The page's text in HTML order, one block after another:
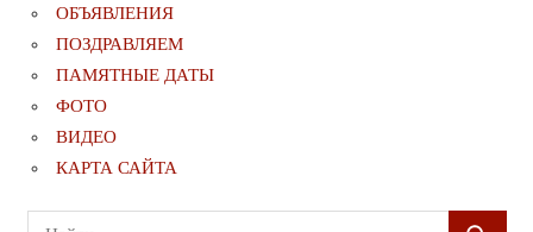
ОБЪЯВЛЕНИЯ
ПОЗДРАВЛЯЕМ
ПАМЯТНЫЕ ДАТЫ
ФОТО
ВИДЕО
КАРТА САЙТА
Поиск